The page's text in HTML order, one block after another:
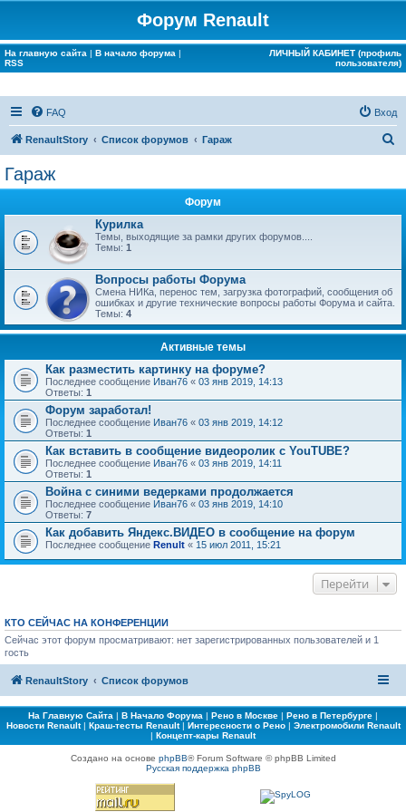
Форум Renault
На главную сайта | В начало форума |
RSS
ЛИЧНЫЙ КАБИНЕТ (профиль
пользователя)
FAQ Вход
RenaultStory Список форумов Гараж
Гараж
Форум
Курилка
Темы, выходящие за рамки других форумов....
Темы: 1
Вопросы работы Форума
Смена НИКа, перенос тем, загрузка фотографий, сообщения об
ошибках и другие технические вопросы работы Форума и сайта.
Темы: 4
Активные темы
Как разместить картинку на форуме?
Последнее сообщение Иван76 « 03 янв 2019, 14:13
Ответы: 1
Форум заработал!
Последнее сообщение Иван76 « 03 янв 2019, 14:12
Ответы: 1
Как вставить в сообщение видеоролик с YouTUBE?
Последнее сообщение Иван76 « 03 янв 2019, 14:11
Ответы: 1
Война с синими ведерками продолжается
Последнее сообщение Иван76 « 03 янв 2019, 14:10
Ответы: 7
Как добавить Яндекс.ВИДЕО в сообщение на форум
Последнее сообщение Renult « 15 июл 2011, 15:21
Перейти
КТО СЕЙЧАС НА КОНФЕРЕНЦИИ
Сейчас этот форум просматривают: нет зарегистрированных пользователей и 1
гость
RenaultStory Список форумов
На Главную Сайта | В Начало Форума | Рено в Москве | Рено в Петербурге |
Новости Renault| Краш-тесты Renault| Интересности о Рено| Электромобили Renault
| Концепт-кары Renault
Создано на основе phpBB® Forum Software © phpBB Limited
Русская поддержка phpBB